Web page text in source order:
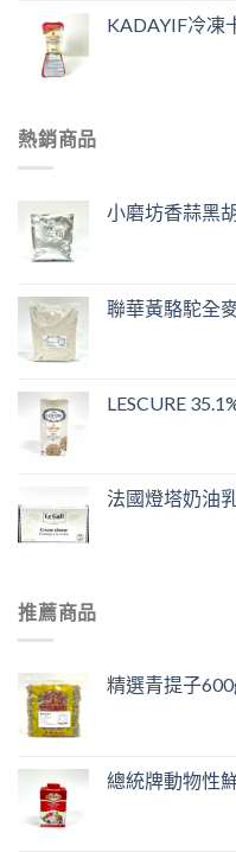
KADAYIF冷凍
熱銷商品
小磨坊香蒜黑
聯華黃駱駝全
LESCURE
法國燈塔奶油
推薦商品
精選青提子
總統牌動物性